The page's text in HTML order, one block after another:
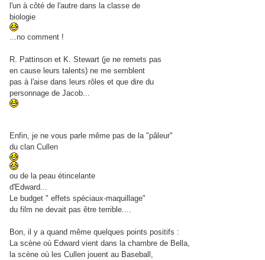
l'un à côté de l'autre dans la classe de
biologie
...no comment !
R. Pattinson et K. Stewart (je ne remets pas
en cause leurs talents) ne me semblent
pas à l'aise dans leurs rôles et que dire du
personnage de Jacob...
Enfin, je ne vous parle même pas de la "pâleur"
du clan Cullen
ou de la peau étincelante
d'Edward...
Le budget " effets spéciaux-maquillage"
du film ne devait pas être terrible....
Bon, il y a quand même quelques points positifs :
La scène où Edward vient dans la chambre de Bella,
la scène où les Cullen jouent au Baseball,